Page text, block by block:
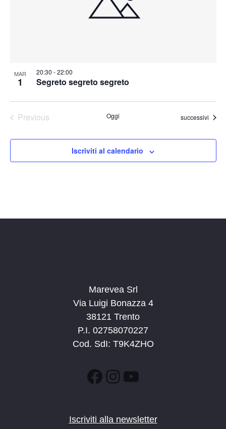
MAR
1 Segreto segreto segreto
20:30 -22:00
Previous
Oggi Eventi
successivi
Iscriviti al calendario
Marevea Srl
Via Luigi Bonazza 4
38121 Trento
P.I. 02758070227
Cod. SdI: T9K4ZHO
Facebook
Instagram
YouTube
Iscriviti alla newsletter